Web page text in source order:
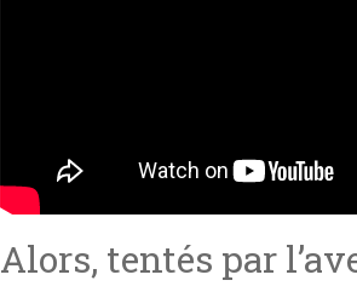
Alors, tentés par